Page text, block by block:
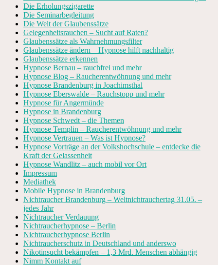
Die Erholungszigarette
Die Seminarbegleitung
Die Welt der Glaubenssätze
Gelegenheitsrauchen – Sucht auf Raten?
Glaubenssätze als Wahrnehmungsfilter
Glaubenssätze ändern – Hypnose hilft nachhaltig
Glaubenssätze erkennen
Hypnose Bernau – rauchfrei und mehr
Hypnose Blog – Raucherentwöhnung und mehr
Hypnose Brandenburg in Joachimsthal
Hypnose Eberswalde – Rauchstopp und mehr
Hypnose für Angermünde
Hypnose in Brandenburg
Hypnose Schwedt – die Themen
Hypnose Templin – Raucherentwöhnung und mehr
Hypnose Vertrauen – Was ist Hypnose?
Hypnose Vorträge an der Volkshochschule – entdecke die
Kraft der Gelassenheit
Hypnose Wandlitz – auch mobil vor Ort
Impressum
Mediathek
Mobile Hypnose in Brandenburg
Nichtraucher Brandenburg – Weltnichtrauchertag 31.05. –
jedes Jahr
Nichtraucher Verdauung
Nichtraucherhypnose – Berlin
Nichtraucherhypnose Berlin
Nichtraucherschutz in Deutschland und anderswo
Nikotinsucht bekämpfen – 1,3 Mrd. Menschen abhängig
Nimm Kontakt auf